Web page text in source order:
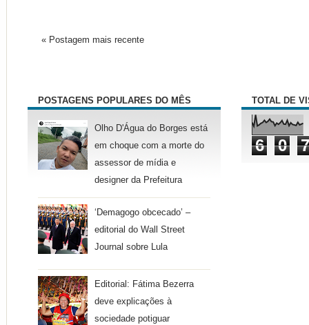
« Postagem mais recente
POSTAGENS POPULARES DO MÊS
Olho D'Água do Borges está
em choque com a morte do
assessor de mídia e
designer da Prefeitura
‘Demagogo obcecado’ –
editorial do Wall Street
Journal sobre Lula
Editorial: Fátima Bezerra
deve explicações à
sociedade potiguar
TOTAL DE
6 0 7